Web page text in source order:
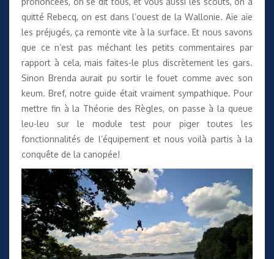
quitté Rebecq, on est dans l’ouest de la Wallonie. Aïe aïe
les préjugés, ça remonte vite à la surface. Et nous savons
que ce n’est pas méchant les petits commentaires par
rapport à cela, mais faites-le plus discrètement les gars.
Sinon Brenda aurait pu sortir le fouet comme avec son
keum. Bref, notre guide était vraiment sympathique. Pour
mettre fin à la Théorie des Règles, on passe à la queue
leu-leu sur le module test pour piger toutes les
fonctionnalités de l’équipement et nous voilà partis à la
conquête de la canopée!